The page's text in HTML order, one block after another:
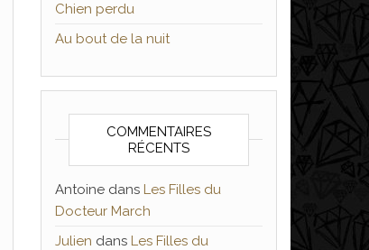
Chien perdu
Au bout de la nuit
COMMENTAIRES
RÉCENTS
Antoinedans Les Filles du
Docteur March
Julien dans Les Filles du